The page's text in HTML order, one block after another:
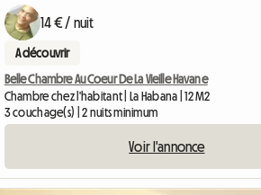
14 € / nuit
A découvrir
Belle Chambre Au Coeur De La Vieille Havane
Chambre chez l'habitant | La Habana | 12 M2
3 couchage(s) | 2 nuits minimum
Voir l'annonce